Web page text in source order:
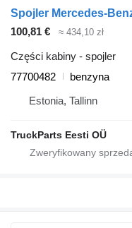
100,81 € ≈ 434,10 zł
Części kabiny - spojler
77700482
benzyna
Estonia, Tallinn
TruckParts Eesti OÜ